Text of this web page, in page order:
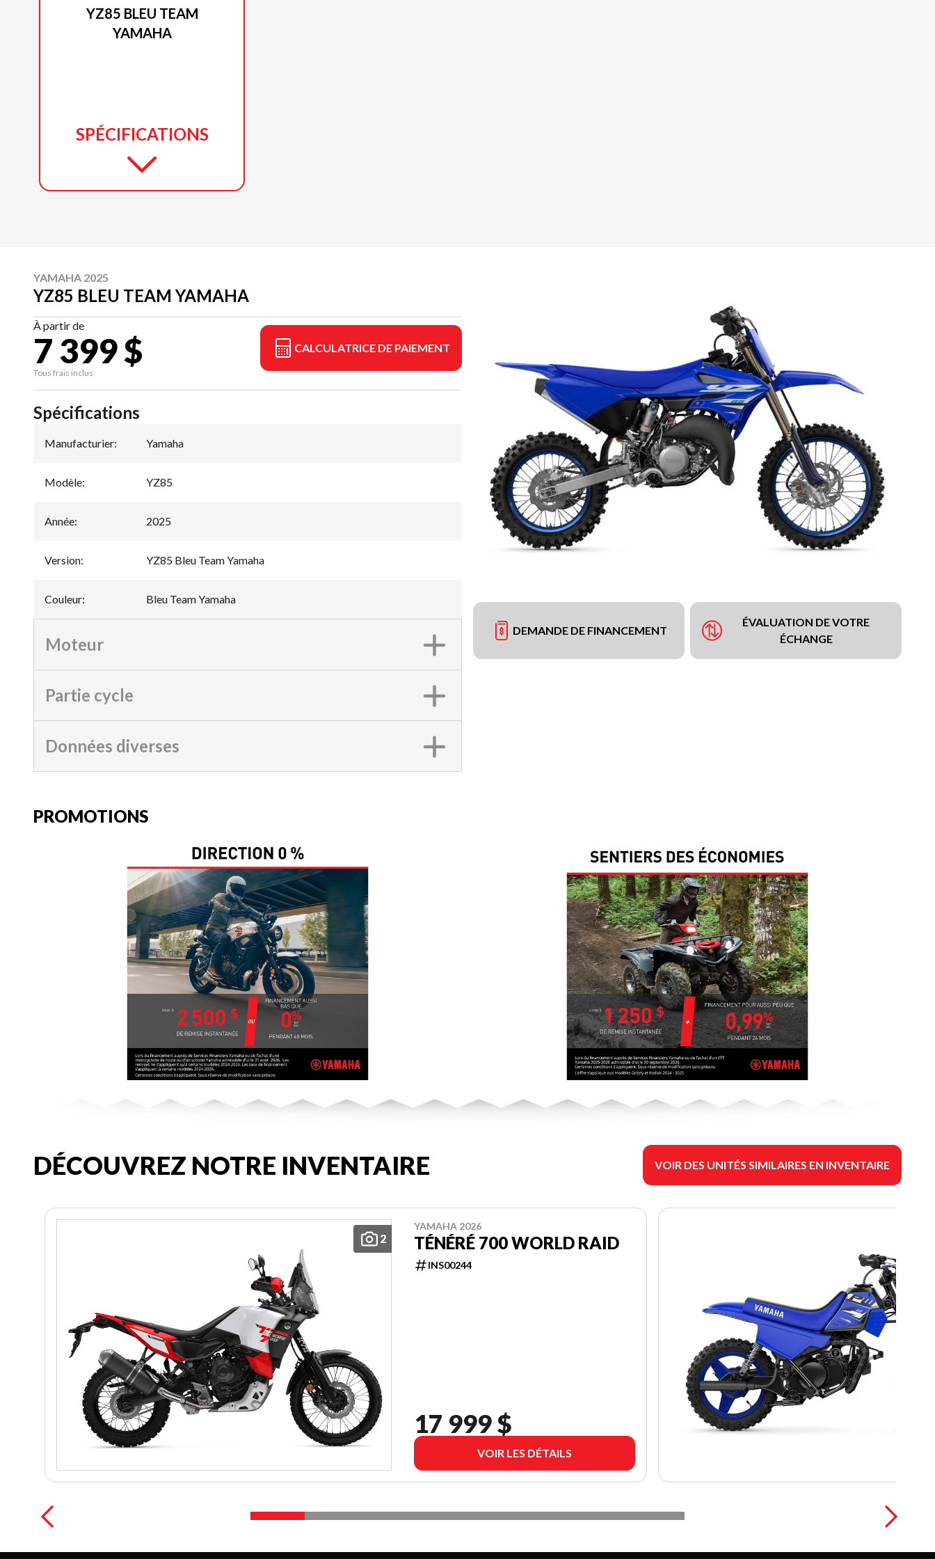
YZ85 BLEU TEAM
YAMAHA
SPÉCIFICATIONS
YAMAHA 2025
YZ85 BLEU TEAM YAMAHA
À partir de
7 399 $
Tous frais inclus
CALCULATRICE DE PAIEMENT
DEMANDE DE FINANCEMENT
ÉVALUATION DE VOTRE
ÉCHANGE
Spécifications
Manufacturier: Yamaha
Modèle: YZ85
Année: 2025
Version: YZ85 Bleu Team Yamaha
Couleur: Bleu Team Yamaha
Moteur
Partie cycle
Données diverses
PROMOTIONS
DÉCOUVREZ NOTRE INVENTAIRE VOIR DES UNITÉS SIMILAIRES EN INVENTAIRE
2
YAMAHA 2026
TÉNÉRÉ 700 WORLD RAID
INS00244
17 999 $
VOIR LES DÉTAILS